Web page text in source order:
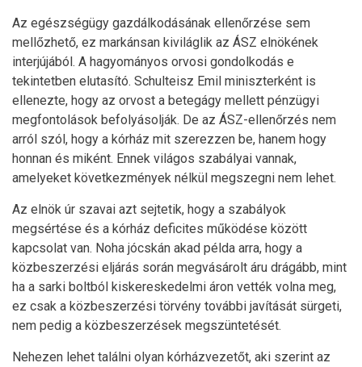
Az egészségügy gazdálkodásának ellenőrzése sem
mellőzhető, ez markánsan kiviláglik az ÁSZ elnökének
interjújából. A hagyományos orvosi gondolkodás e
tekintetben elutasító. Schulteisz Emil miniszterként is
ellenezte, hogy az orvost a betegágy mellett pénzügyi
megfontolások befolyásolják. De az ÁSZ-ellenőrzés nem
arról szól, hogy a kórház mit szerezzen be, hanem hogy
honnan és miként. Ennek világos szabályai vannak,
amelyeket következmények nélkül megszegni nem lehet.
Az elnök úr szavai azt sejtetik, hogy a szabályok
megsértése és a kórház deficites működése között
kapcsolat van. Noha jócskán akad példa arra, hogy a
közbeszerzési eljárás során megvásárolt áru drágább, mint
ha a sarki boltból kiskereskedelmi áron vették volna meg,
ez csak a közbeszerzési törvény további javítását sürgeti,
nem pedig a közbeszerzések megszüntetését.
Nehezen lehet találni olyan kórházvezetőt, aki szerint az